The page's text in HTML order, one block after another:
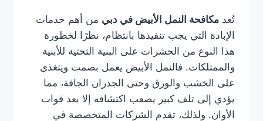
تُعد مكافحة النمل الأبيض في دبي من أهم خدمات
الإبادة التي يجب تنفيذها بانتظام، نظرًا لخطورة
هذا النوع من الحشرات على البنية التحتية للأبنية
والممتلكات. فالنمل الأبيض يعمل بصمت ويتغذى
على الخشب والورق وحتى الجدران الجافة، مما
يؤدي إلى تلف كبير يصعب اكتشافه إلا بعد فوات
الأوان. ولذلك، تقدم الشركات المتخصصة في